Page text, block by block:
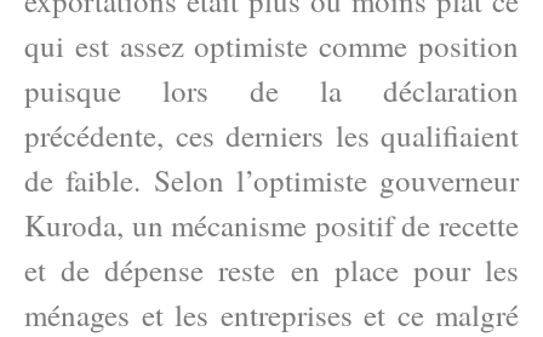
qui est assez optimiste comme position
puisque lors de la déclaration
précédente, ces derniers les qualifiaient
de faible. Selon l’optimiste gouverneur
Kuroda, un mécanisme positif de recette
et de dépense reste en place pour les
ménages et les entreprises et ce malgré